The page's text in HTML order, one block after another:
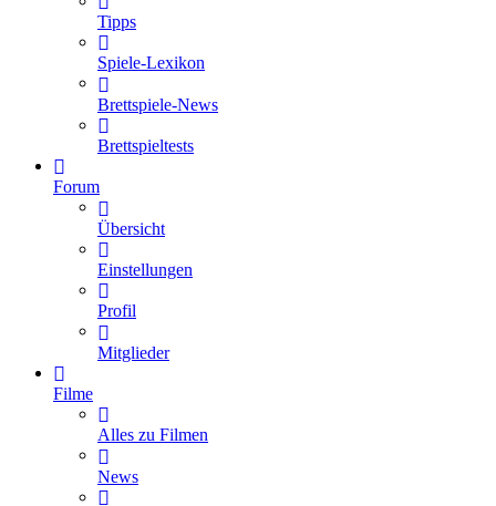
Tipps
Spiele-Lexikon
Brettspiele-News
Brettspieltests
Forum
Übersicht
Einstellungen
Profil
Mitglieder
Filme
Alles zu Filmen
News